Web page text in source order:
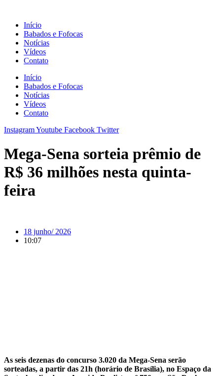
conteúdo
Início
Babados e Fofocas
Notícias
Vídeos
Contato
Início
Babados e Fofocas
Notícias
Vídeos
Contato
InstagramYoutube Facebook Twitter
Mega-Sena sorteia prêmio de
R$ 36 milhões nesta quinta-
feira
18 junho/ 2026
10:07
As seis dezenas do concurso 3.020 da Mega-Sena serão
sorteadas, a partir das 21h (horário de Brasília), no Espaço da